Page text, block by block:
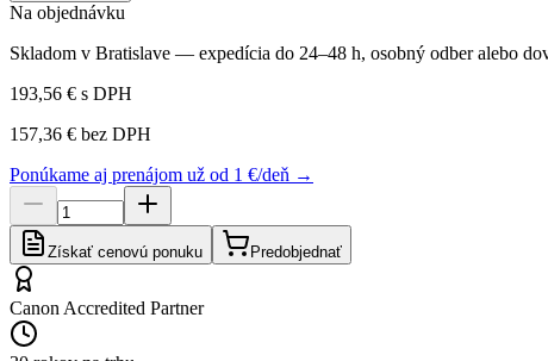
Na objednávku
Skladom v Bratislave — expedícia do 24–48 h, osobný odber alebo
193,56 € s DPH
157,36 € bez DPH
Ponúkame aj prenájom už od 1 €/deň →
Získať cenovú ponuku Predobjednať
Canon Accredited Partner